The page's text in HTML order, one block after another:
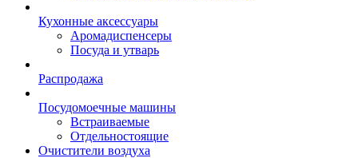
Кухонные аксессуары
Аромадиспенсеры
Посуда и утварь
Распродажа
Посудомоечные машины
Встраиваемые
Отдельностоящие
Очистители воздуха